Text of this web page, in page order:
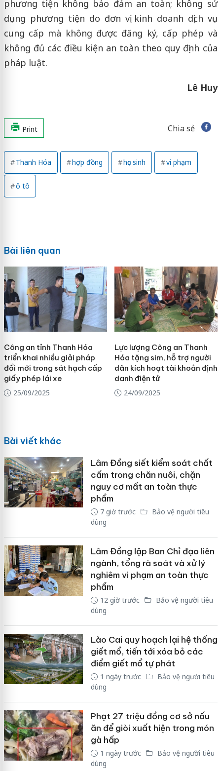
phương tiện không bảo đảm an toàn; không sử
dụng phương tiện do đơn vị kinh doanh dịch vụ
cung cấp mà không được đăng ký, cấp phép và
không đủ các điều kiện an toàn theo quy định của
pháp luật.
Lê Huy
Print Chia sẻ
Thanh Hóa hợp đồng học sinh vi phạm
ô tô
Bài liên quan
Công an tỉnh Thanh Hóa
triển khai nhiều giải pháp
đổi mới trong sát hạch cấp
giấy phép lái xe
25/09/2025
Lực lượng Công an Thanh
Hóa tặng sim, hỗ trợ người
dân kích hoạt tài khoản định
danh điện tử
24/09/2025
Bài viết khác
Lâm Đồng siết kiểm soát chất
cấm trong chăn nuôi, chặn
nguy cơ mất an toàn thực
phẩm
7 giờ trước
Bảo vệ người tiêu
dùng
Lâm Đồng lập Ban Chỉ đạo liên
ngành, tổng rà soát và xử lý
nghiêm vi phạm an toàn thực
phẩm
12 giờ trước
Bảo vệ người tiêu
dùng
Lào Cai quy hoạch lại hệ thống
giết mổ, tiến tới xóa bỏ các
điểm giết mổ tự phát
1 ngày trước
Bảo vệ người tiêu
dùng
Phạt 27 triệu đồng cơ sở nấu
ăn để giòi xuất hiện trong món
gà hấp
1 ngày trước
Bảo vệ người tiêu
dùng